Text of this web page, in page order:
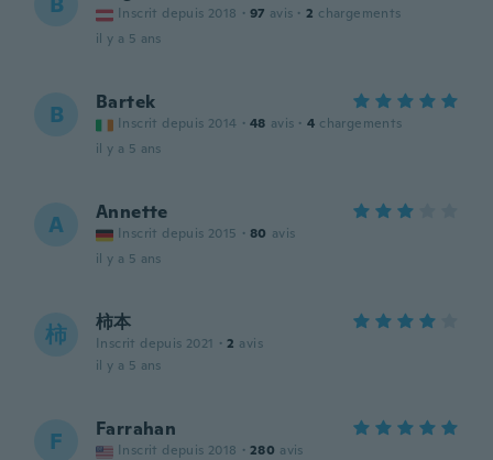
Inscrit depuis 2018 · 97 avis · 2 chargements
il y a 5 ans
B Bartek
Inscrit depuis 2014 · 48 avis · 4 chargements
il y a 5 ans
A Annette
Inscrit depuis 2015 · 80 avis
il y a 5 ans
柿 柿本
Inscrit depuis 2021 · 2 avis
il y a 5 ans
F Farrahan
Inscrit depuis 2018 · 280 avis